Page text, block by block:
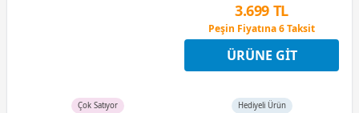
3.699 TL
Peşin Fiyatına 6 Taksit
12 Ay x 435 TL taksitle
Peşin Fiyatına 6 Taksit
ÜRÜNE GIT
Çok Satıyor Hediyeli Ürün